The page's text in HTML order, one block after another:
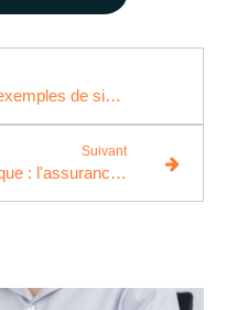
Energie solaire : exemples de sinistres couverts
Suivant
Pros de l'isolation thermique : l'assurance décennale, une nécessité